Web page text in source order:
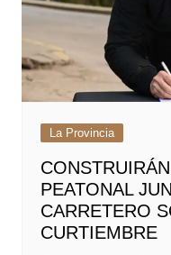
La Provincia
PEATONAL
CARRETERO
CURTIEMBRE